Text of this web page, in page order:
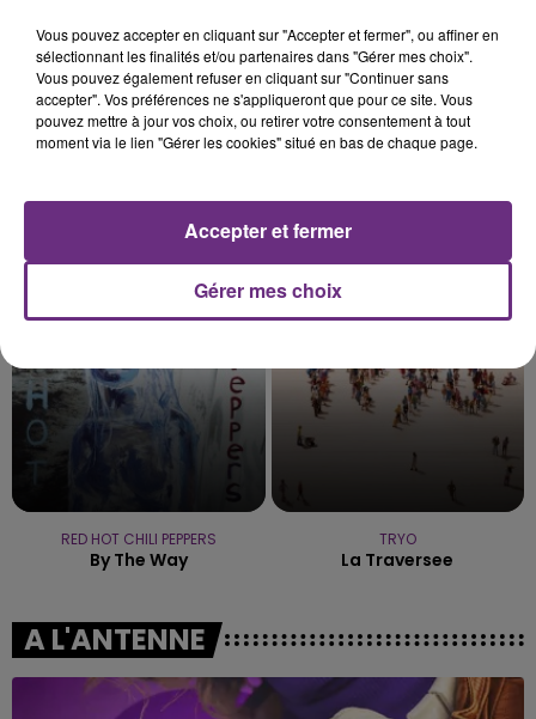
Impossible Save Me Tonight
RED HOT CHILI PEPPERS
By The Way
16h52
16h52
TRYO
La Traversee
A L'ANTENNE
Vous pouvez accepter en cliquant sur "Accepter et fermer", ou affiner en
sélectionnant les finalités et/ou partenaires dans "Gérer mes choix".
Vous pouvez également refuser en cliquant sur "Continuer sans
accepter". Vos préférences ne s'appliqueront que pour ce site. Vous
pouvez mettre à jour vos choix, ou retirer votre consentement à tout
moment via le lien "Gérer les cookies" situé en bas de chaque page.
Gérer mes choix
Accepter et fermer